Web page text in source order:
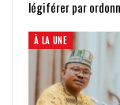
légiférer par
À LA UNE